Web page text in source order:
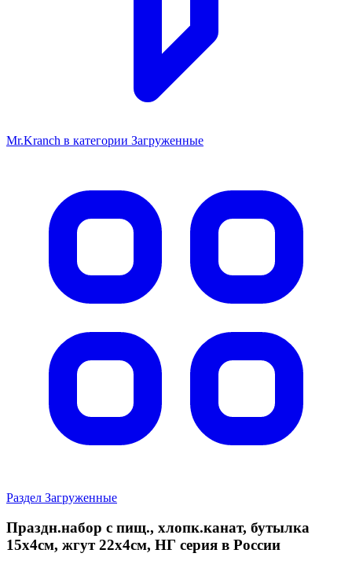
Mr.Kranch в категории Загруженные
Раздел Загруженные
Праздн.набор с пищ., хлопк.канат, бутылка
15х4см, жгут 22х4см, НГ серия в России